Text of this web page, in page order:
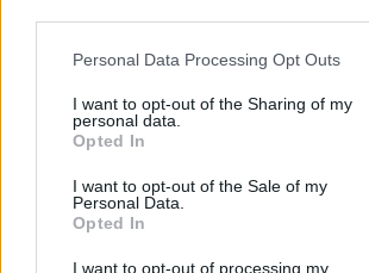
Personal Data Processing Opt Outs
I want to opt-out of the Sharing of my
personal data.
Opted In
I want to opt-out of the Sale of my
Personal Data.
Opted In
I want to opt-out of processing my
Στη μικρή οθόνη εμφανίστηκε
δεκαετίας του 1970 σε σειρές της
δασκάλα με τα χρυσά μάτια», «Ο
συμβολαιογράφος», «Οι άθλιοι
κ.ά.) και αργότερα της ιδιωτικής
της ομίχλης», «Το κόκκινο